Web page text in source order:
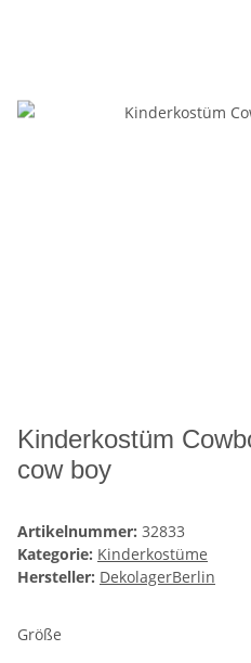
Kinderkostüm
cow boy
Artikelnummer: 32833
Kategorie: Kinderkostüme
Hersteller: DekolagerBerlin
Größe